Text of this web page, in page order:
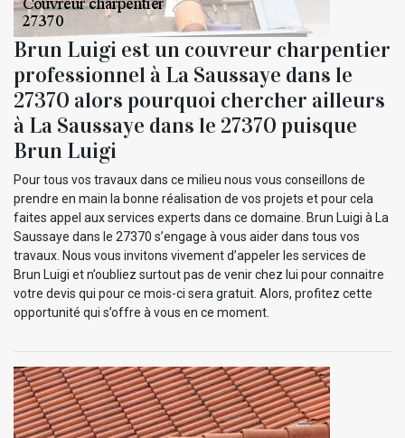
Brun Luigi est un couvreur charpentier
professionnel à La Saussaye dans le
27370 alors pourquoi chercher ailleurs
à La Saussaye dans le 27370 puisque
Brun Luigi
Pour tous vos travaux dans ce milieu nous vous conseillons de
prendre en main la bonne réalisation de vos projets et pour cela
faites appel aux services experts dans ce domaine. Brun Luigi à La
Saussaye dans le 27370 s’engage à vous aider dans tous vos
travaux. Nous vous invitons vivement d’appeler les services de
Brun Luigi et n’oubliez surtout pas de venir chez lui pour connaitre
votre devis qui pour ce mois-ci sera gratuit. Alors, profitez cette
opportunité qui s’offre à vous en ce moment.